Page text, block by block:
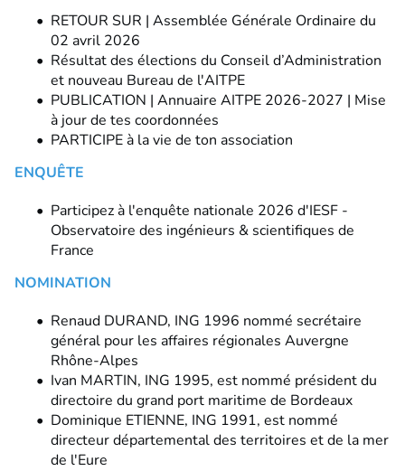
RETOUR SUR | Assemblée Générale Ordinaire du
02 avril 2026
Résultat des élections du Conseil d’Administration
et nouveau Bureau de l'AITPE
PUBLICATION | Annuaire AITPE 2026-2027 | Mise
à jour de tes coordonnées
PARTICIPE à la vie de ton association
ENQUÊTE
Participez à l'enquête nationale 2026 d'IESF -
Observatoire des ingénieurs & scientifiques de
France
NOMINATION
Renaud DURAND, ING 1996 nommé secrétaire
général pour les affaires régionales Auvergne
Rhône-Alpes
Ivan MARTIN, ING 1995, est nommé président du
directoire du grand port maritime de Bordeaux
Dominique ETIENNE, ING 1991, est nommé
directeur départemental des territoires et de la mer
de l'Eure